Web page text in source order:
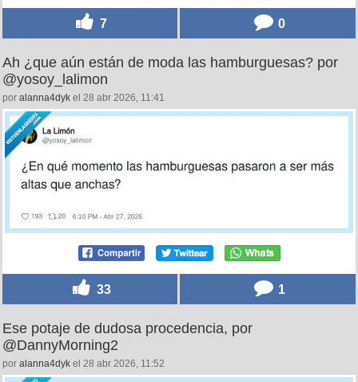
7 0
Ah ¿que aún están de moda las hamburguesas? por
@yosoy_lalimon
por alanna4dyk el 28 abr 2026, 11:41
33 1
Ese potaje de dudosa procedencia, por
@DannyMorning2
por alanna4dyk el 28 abr 2026, 11:52